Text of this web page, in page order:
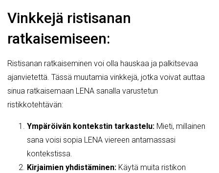
Vinkkejä ristisanan
ratkaisemiseen:
Ristisanan ratkaiseminen voi olla hauskaa ja palkitsevaa
ajanvietettä. Tässä muutamia vinkkejä, jotka voivat auttaa
sinua ratkaisemaan LENA sanalla varustetun
ristikkotehtävän:
Ympäröivän kontekstin tarkastelu: Mieti, millainen
sana voisi sopia LENA viereen antamassasi
kontekstissa.
Kirjaimien yhdistäminen: Käytä muita ristikon